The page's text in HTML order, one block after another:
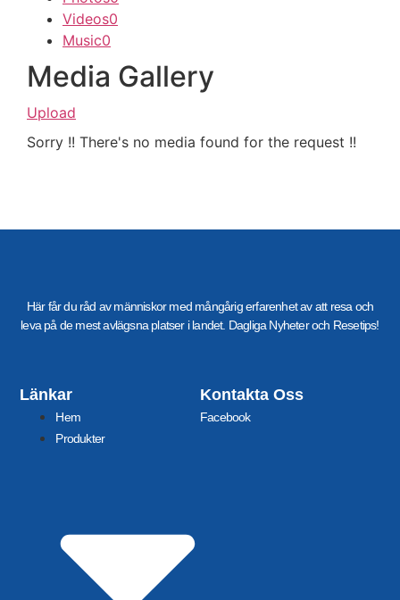
Videos0
Music0
Media Gallery
Upload
Sorry !! There's no media found for the request !!
Här får du råd av människor med mångårig erfarenhet av att resa och
leva på de mest avlägsna platser i landet. Dagliga Nyheter och Resetips!
Länkar
Hem
Produkter
Kontakta Oss
Facebook